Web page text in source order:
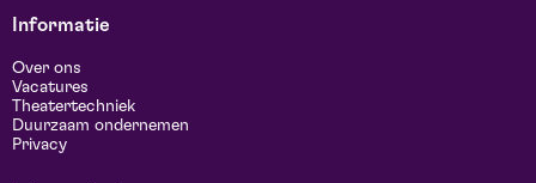
Informatie
Over ons
Vacatures
Theatertechniek
Duurzaam ondernemen
Privacy